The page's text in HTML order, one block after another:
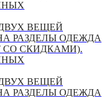
ВЕЩЕЙ
РАЗДЕЛЫ ОДЕЖДА
СО СКИДКАМИ).
ВЕЩЕЙ
РАЗДЕЛЫ ОДЕЖДА